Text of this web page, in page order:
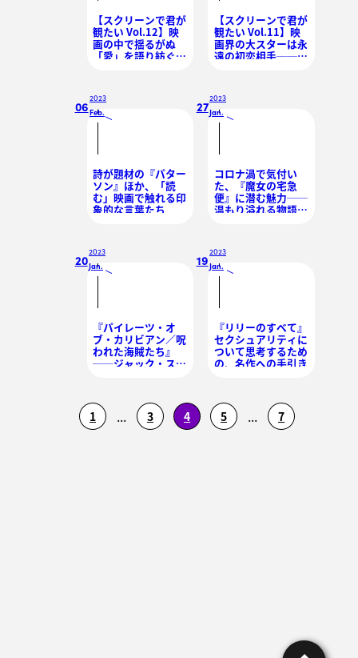
【スクリーンで君が
観たい Vol.12】映
画の中で揺るがぬ
「愛」を語り紡ぐ
【スクリーンで君が
観たい Vol.11】映
画界の大スターは永
遠の初恋相手──レ
06
2023
Feb./
詩が題材の『パター
ソン』ほか、「読
む」映画で触れる印
象的な言葉たち
27
2023
Jan. /
コロナ渦で気付い
た、『魔女の宅急
便』に潜む魅力──
温もり溢れる物語が
20
2023
Jan./
『パイレーツ・オ
ブ・カリビアン／呪
われた海賊たち』
──ジャック・スパ
19
2023
Jan. /
『リリーのすべて』
セクシュアリティに
ついて思考するため
の、名作への手引き
1 ... 3 4 5 ... 7